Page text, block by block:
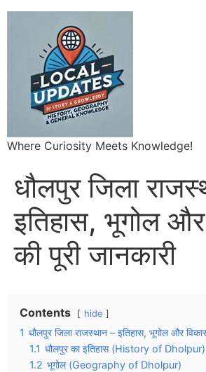
Where Curiosity Meets Knowledge!
धौलपुर जिला
इतिहास, भूगोल
की पूरी जानकारी
Contents hide
1 धौलपुर जिला राजस्थान – इतिहास, भूगोल और
1.1 धौलपुर का इतिहास (History of Dholpur)
1.2 भूगोल (Geography of Dholpur)